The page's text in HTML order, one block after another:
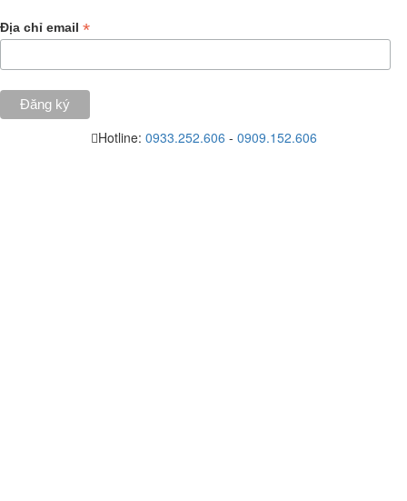
Địa chỉ email *
Hotline: 0933.252.606 - 0909.152.606